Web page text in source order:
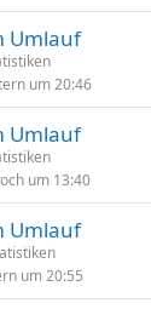
Umlauf
um 20:46
Umlauf
um 13:40
Umlauf
um 20:55